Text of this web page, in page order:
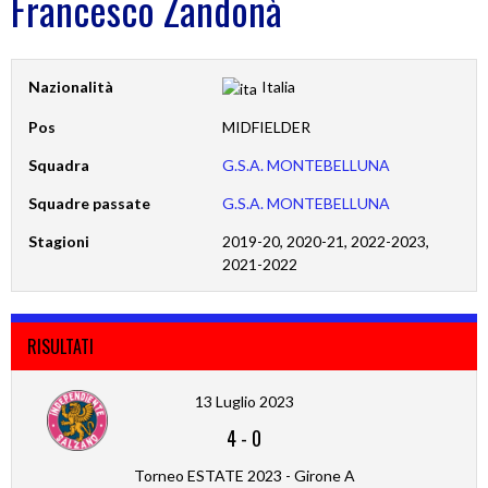
Nazionalità Italia
Pos MIDFIELDER
Squadra G.S.A. MONTEBELLUNA
Squadre passate G.S.A. MONTEBELLUNA
Stagioni
2019-20, 2020-21, 2022-2023,
2021-2022
RISULTATI
13 Luglio 2023
4- 0
Torneo ESTATE 2023 - Girone A